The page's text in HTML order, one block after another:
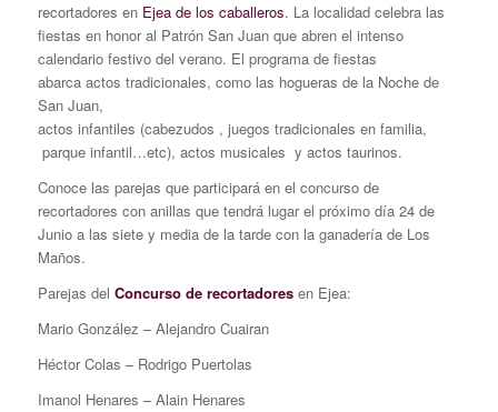
recortadores en Ejea de los caballeros. La localidad celebra las
fiestas en honor al Patrón San Juan que abren el intenso
calendario festivo del verano. El programa de fiestas
abarca actos tradicionales, como las hogueras de la Noche de
San Juan,
actos infantiles (cabezudos , juegos tradicionales en familia,
parque infantil…etc), actos musicales y actos taurinos.
Conoce las parejas que participará en el concurso de
recortadores con anillas que tendrá lugar el próximo día 24 de
Junio a las siete y media de la tarde con la ganadería de Los
Maños.
Parejas del Concurso de recortadoresen Ejea:
Mario González – Alejandro Cuairan
Héctor Colas – Rodrigo Puertolas
Imanol Henares – Alain Henares